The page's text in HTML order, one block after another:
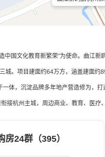
中国文化教育新繁荣”为使命。曲江
。项目建面约64万方，涵盖建面约
体，沉淀品牌多年地产营造修为，
衔接杭州主城，周边商业、教育、医
房24群（395）
鸥鹏杭州第三城到底好不好?